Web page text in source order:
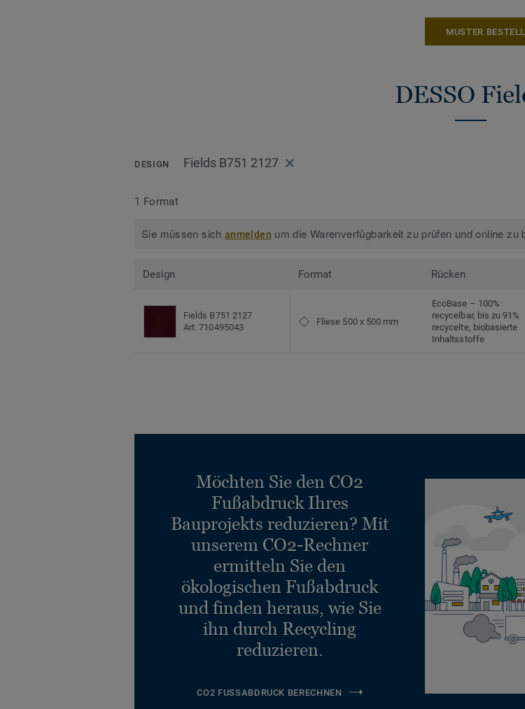
MUSTER
DESSO
DESIGN Fields B751 2127
1 Format
Sie müssen sichanmelden um die Warenverfügbarkeit zu prüfen und online zu
Design Format Rücken
Fields B751 2127
Art. 710495043
Fliese 500 x 500 mm
EcoBase – 100%
recycelbar, bis zu 91%
recycelte, biobasierte
Inhaltsstoffe
Möchten Sie den CO2
Fußabdruck Ihres
Bauprojekts reduzieren? Mit
unserem CO2-Rechner
ermitteln Sie den
ökologischen Fußabdruck
und finden heraus, wie Sie
ihn durch Recycling
reduzieren.
CO2 FUSSABDRUCK BERECHNEN